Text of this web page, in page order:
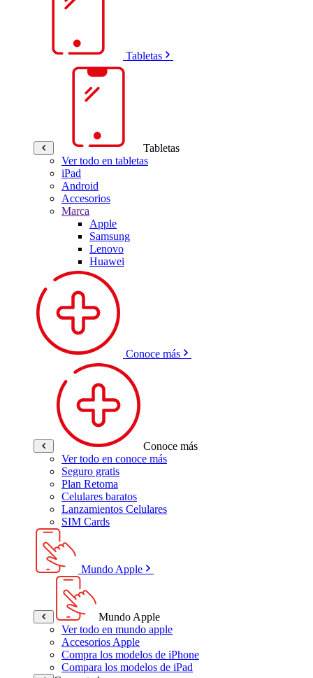
Tabletas
Tabletas
Ver todo en tabletas
iPad
Android
Accesorios
Marca
Apple
Samsung
Lenovo
Huawei
Conoce más
Conoce más
Ver todo en conoce más
Seguro gratis
Plan Retoma
Celulares baratos
Lanzamientos Celulares
SIM Cards
Mundo Apple
Mundo Apple
Ver todo en mundo apple
Accesorios Apple
Compra los modelos de iPhone
Compara los modelos de iPad